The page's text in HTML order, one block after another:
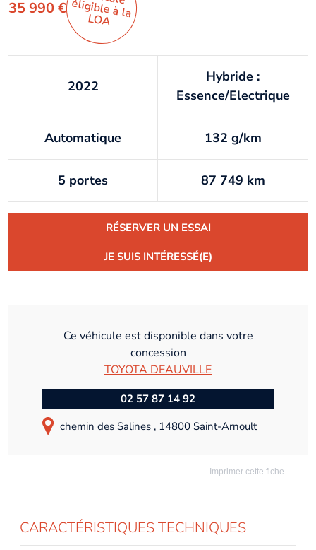
35 990 €
LO
A
2022
Hybride :
Essence/Electrique
Automatique 132 g/km
5 portes 87 749 km
RÉSERVER UN ESSAI
JE SUIS INTÉRESSÉ(E)
Ce véhicule est disponible dans votre
concession
TOYOTA DEAUVILLE
02 57 87 14 92
chemin des Salines , 14800 Saint-Arnoult
Imprimer cette fiche
CARACTÉRISTIQUES TECHNIQUES